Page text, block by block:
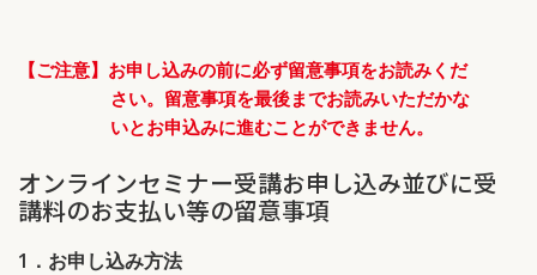
【ご注意】お申し込みの前に必ず留意事項をお読みくだ
さい。留意事項を最後までお読みいただかな
いとお申込みに進むことができません。
オンラインセミナー受講お申し込み並びに受
講料のお支払い等の留意事項
1．お申し込み方法